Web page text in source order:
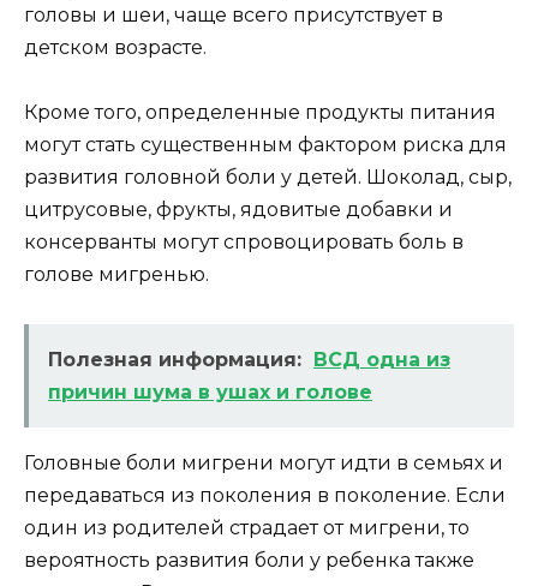
головы и шеи, чаще всего присутствует в
детском возрасте.
Кроме того, определенные продукты питания
могут стать существенным фактором риска для
развития головной боли у детей. Шоколад, сыр,
цитрусовые, фрукты, ядовитые добавки и
консерванты могут спровоцировать боль в
голове мигренью.
Полезная информация: ВСД одна из
причин шума в ушах и голове
Головные боли мигрени могут идти в семьях и
передаваться из поколения в поколение. Если
один из родителей страдает от мигрени, то
вероятность развития боли у ребенка также